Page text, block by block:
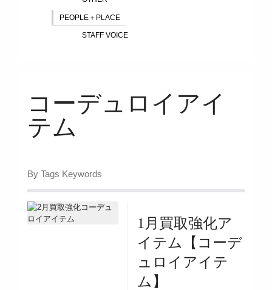
PEOPLE＋PLACE
STAFF VOICE
コーデュロイアイ
テム
By Tags Keywords
1月買取強化ア
イテム【コーデ
ュロイアイテ
ム】